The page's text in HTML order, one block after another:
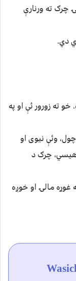
چرګ ته ورنارې
دي.
ته زورور ئې او په
وئې نیوی او
چرګ د
مالۍ او خوږه